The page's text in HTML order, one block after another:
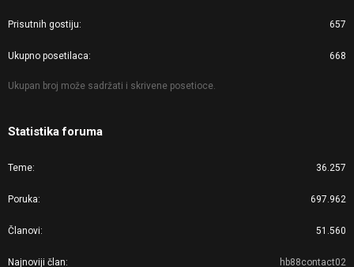
Prisutnih gostiju 657
Ukupno posetilaca 668
Ukupan broj može sadržati i skrivene posetioce.
Statistika foruma
Teme 36.257
Poruka 697.962
Članovi 51.560
Najnoviji član hb88contact02